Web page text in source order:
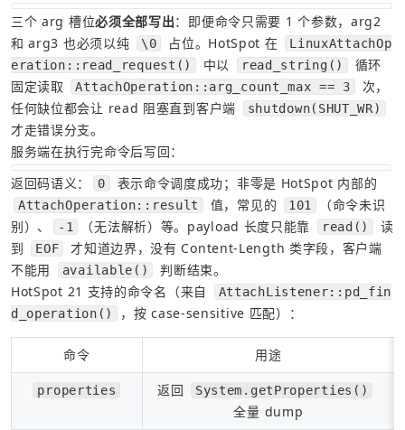
三个 arg 槽位必须全部写出：即便命令只需要 1 个参数，arg2
和 arg3 也必须以纯
\0 占位。HotSpot 在
LinuxAttachOp
eration::read_request()
中以 read_string()
循环
固定读取
AttachOperation::arg_count_max == 3
次，
任何缺位都会让 read 阻塞直到客户端
shutdown(SHUT_WR)
才走错误分支。
服务端在执行完命令后写回：
返回码语义：
0 表示命令调度成功；非零是 HotSpot 内部的
AttachOperation::result 值，常见的 101
（命令未识
别）、
-1 （无法解析）等。payload 长度只能靠 read()
读
到
EOF
才知道边界，没有 Content-Length 类字段，客户端
不能用
available()
判断结束。
HotSpot 21 支持的命令名（来自
AttachListener::pd_fin
d_operation()
，按 case-sensitive 匹配）：
命令 用途
properties 返回 System.getProperties()
全量 dump